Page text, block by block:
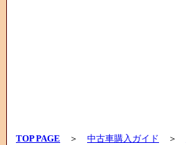
TOP PAGE ＞ 中古車購入ガイド ＞